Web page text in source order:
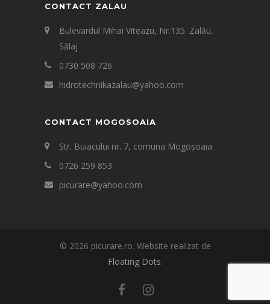
CONTACT ZALAU
Bulevardul Mihai Viteazu, Nr.135. Zalău,
Sălaj
0730 508 726
hidrotechnikazalau@yahoo.com
CONTACT MOGOSOAIA
Str. Buiacului nr. 7, comuna Mogoșoaia
0726 259 853
picurare@yahoo.com
© 2026 picurare.ro. Website realizat de
Floating Dots.